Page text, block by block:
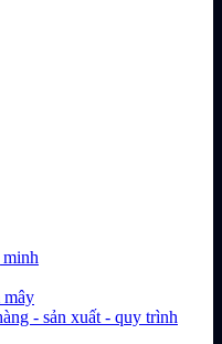
mây
- sản xuất - quy trình